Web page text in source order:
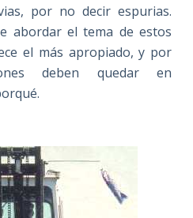
por no decir espurias.
abordar el tema de estos
el más apropiado, y por
deben quedar en